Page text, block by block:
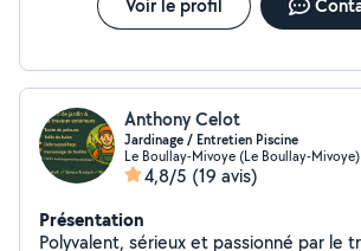
Voir le profil
Anthony Celot
Jardinage / Entretien Piscine
Le Boullay-Mivoye (Le Boullay-Mivoye)
4,8/5 (19 avis)
Présentation
Polyvalent, sérieux et passionné par le